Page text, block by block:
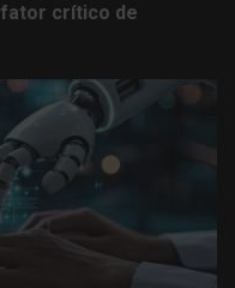
fator crítico de